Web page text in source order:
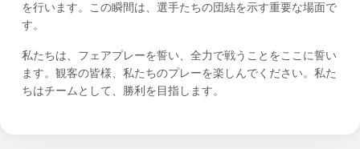
を行います。この瞬間は、選手たちの団結を示す重要な場面で
す。
私たちは、フェアプレーを誓い、全力で戦うことをここに誓い
ます。観客の皆様、私たちのプレーを楽しんでください。私た
ちはチームとして、勝利を目指します。